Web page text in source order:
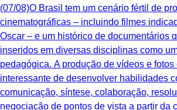
(07/08)O Brasil tem um cenário fértil de
cinematográficas – incluindo filmes
Oscar – e um histórico de documentários
inseridos em diversas disciplinas como
pedagógica. A produção de vídeos e fotos
interessante de desenvolver habilidades
comunicação, síntese, colaboração,
negociação de pontos de vista a partir da